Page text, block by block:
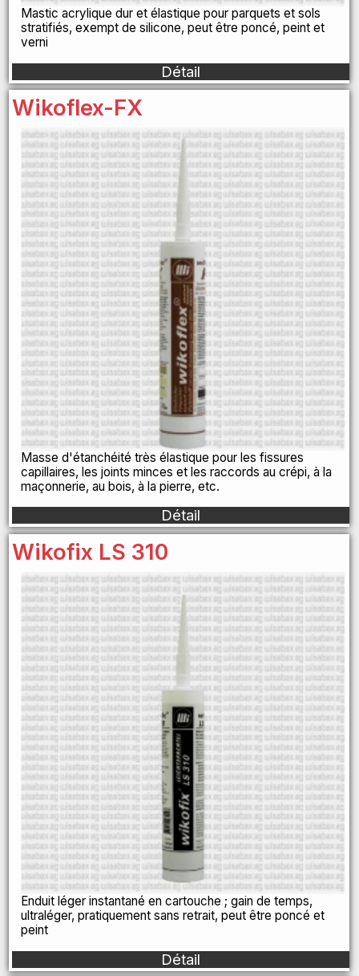
Mastic acrylique dur et élastique pour parquets et sols
stratifiés, exempt de silicone, peut être poncé, peint et
verni
Détail
Wikoflex-FX
Masse d'étanchéité très élastique pour les fissures
capillaires, les joints minces et les raccords au crépi, à la
maçonnerie, au bois, à la pierre, etc.
Détail
Wikofix LS 310
Enduit léger instantané en cartouche ; gain de temps,
ultraléger, pratiquement sans retrait, peut être poncé et
peint
Détail